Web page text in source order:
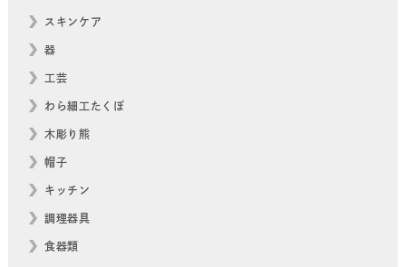
スキンケア
器
工芸
わら細工たくぼ
木彫り熊
帽子
キッチン
調理器具
食器類